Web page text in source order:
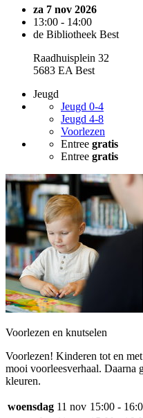
za 7 nov 2026
13:00 - 14:00
de Bibliotheek Best
Raadhuisplein 32
5683 EA Best
Jeugd
Jeugd 0-4
Jeugd 4-8
Voorlezen
Entree gratis
Entree gratis
Voorlezen en knutselen
Voorlezen! Kinderen tot en
mooi voorleesverhaal. Daarna
kleuren.
woensdag 11 nov 15:00 -